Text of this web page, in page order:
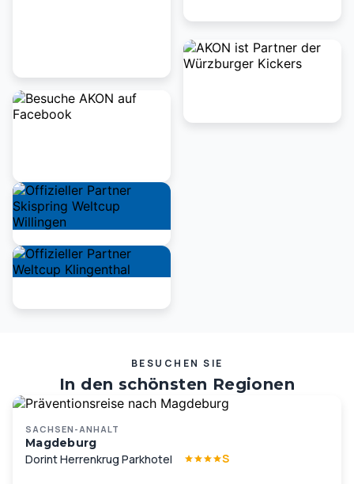
BESUCHEN SIE
In den schönsten Regionen
Deutschlands und Europas …
SACHSEN-ANHALT
Magdeburg
Dorint Herrenkrug Parkhotel S